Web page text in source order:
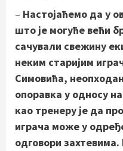
– Настојаћемо да у
што је могуће већи
сачували свежину
неким старијим
Симовића,
опоравка у односу
као тренеру је да
играча може у
одговори